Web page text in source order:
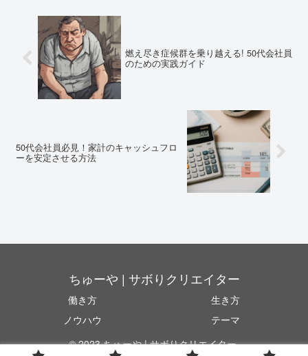
燃え尽き症候群を乗り越える! 50代会社員
のための実践ガイド
50代会社員必見！家計のキャッシュフロ
ーを安定させる方法
ちゅーや | サボりクリエイター
働き方
生き方
ノウハウ
テーマ
© 2023 ちゅーや | サボりクリエイター.